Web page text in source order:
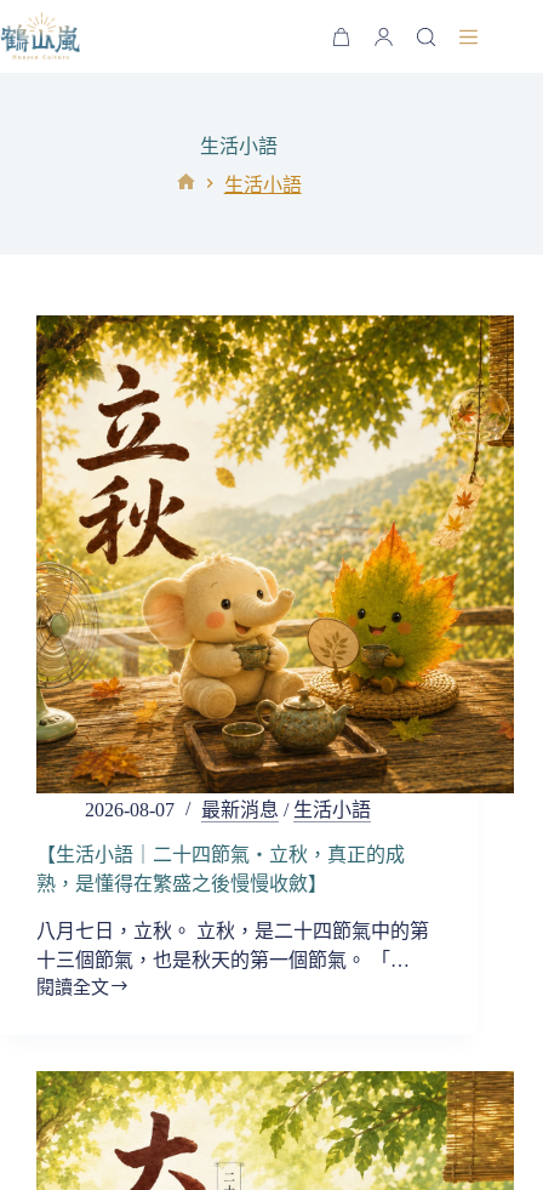
至
購
生活小語
生活小語
2026-08-07 最新消息 / 生活小語
【生活小語｜二十四節氣・立秋，真正的成
熟，是懂得在繁盛之後慢慢收斂】
八月七日，立秋。 立秋，是二十四節氣中的第
十三個節氣，也是秋天的第一個節氣。 「…
閱讀全文
【生
語
｜
二
十
四